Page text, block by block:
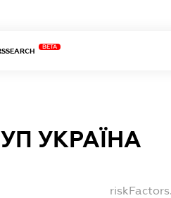
BETA
УКРАЇНА